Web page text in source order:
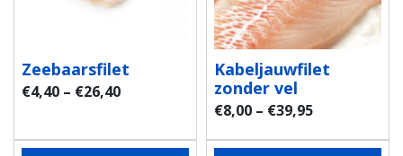
Zeebaarsfilet
€4,40 – €26,40
Kabeljauwfilet
zonder vel
€8,00 – €39,95